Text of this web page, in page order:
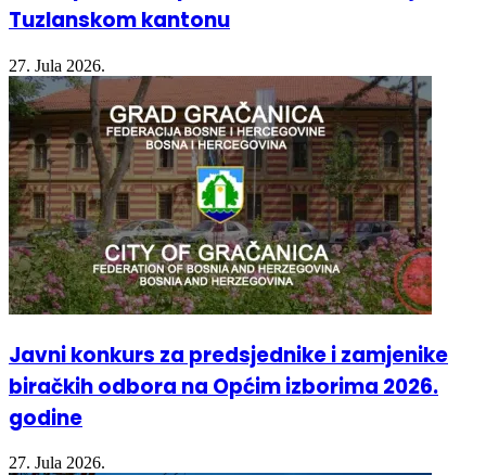
Tuzlanskom kantonu
27. Jula 2026.
Javni konkurs za predsjednike i zamjenike
biračkih odbora na Općim izborima 2026.
godine
27. Jula 2026.